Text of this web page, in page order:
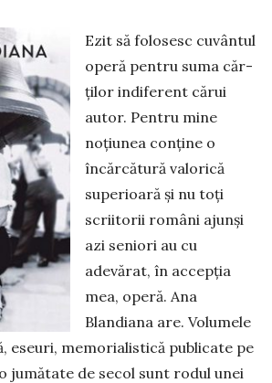
Ezit să folosesc cuvântul
operă pentru suma căr­
ților indiferent cărui
autor. Pentru mine
noțiunea con­ține o
încărcătură valorică
superioară și nu toți
scriitorii români ajunși
azi seniori au cu
adevărat, în accepția
mea, operă. Ana
Blandiana are. Volumele
eseuri, memorialistică publicate pe
jumătate de secol sunt rodul unei